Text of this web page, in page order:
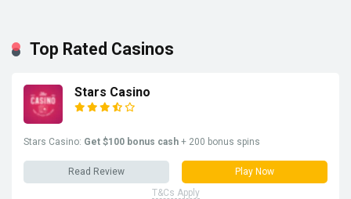
Top Rated Casinos
Stars Casino
Stars Casino: Get $100 bonus cash + 200 bonus spins
Read Review
Play Now
T&Cs Apply